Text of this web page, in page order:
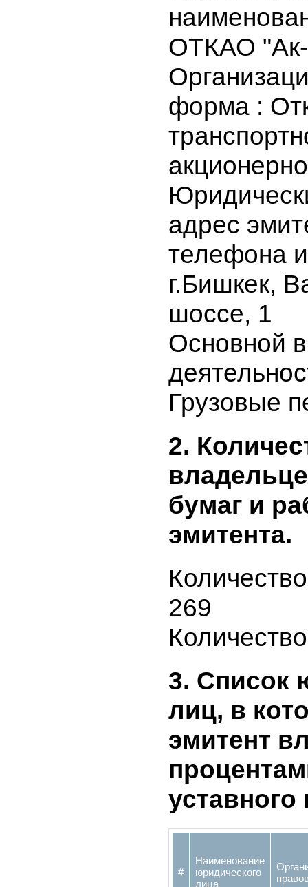
Полное и
ОТКАО
форма :
адрес
г.Бишкек,
шоссе, 1
Основной
Грузовые
2.
эмитента.
269
3.
лиц, в
эмитент